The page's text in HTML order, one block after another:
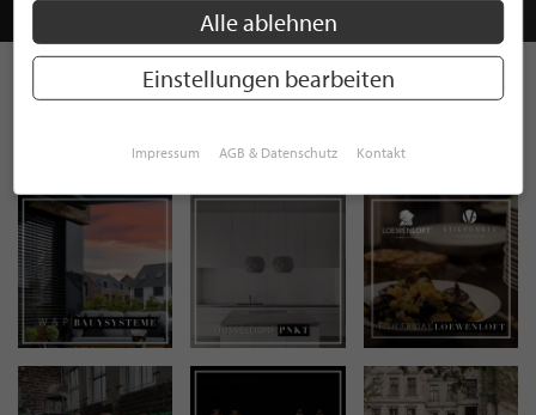
INSTAGRAM
Alle ablehnen
Einstellungen bearbeiten
Impressum AGB & Datenschutz Kontakt